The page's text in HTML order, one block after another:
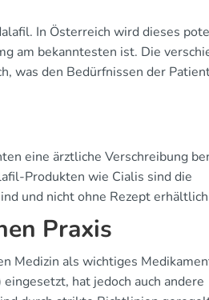
In Österreich wird dieses
am bekanntesten ist. Die
was den Bedürfnissen der
eine ärztliche Verschreibung
Produkten wie Cialis sind die
und nicht ohne Rezept
Praxis
Medizin als wichtiges
hat jedoch auch andere